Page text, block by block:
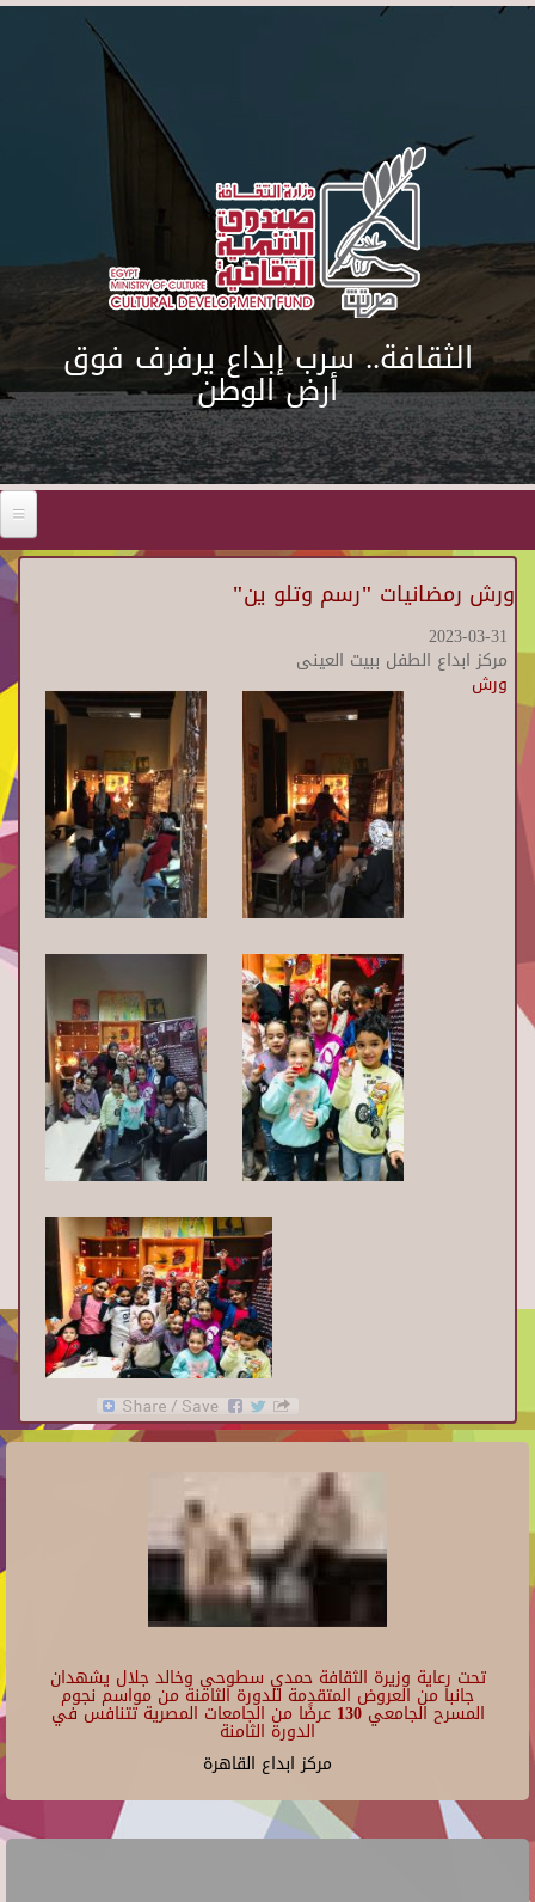
Skip to main content
الثقافة.. سرب إبداع يرفرف فوق
أرض الوطن
ورش رمضانيات "رسم وتلو ين"
2023-03-31
مركز ابداع الطفل ببيت العينى
ورش
تحت رعاية وزيرة الثقافة حمدي سطوحي وخالد جلال يشهدان
جانبا من العروض المتقدمة للدورة الثامنة من مواسم نجوم
المسرح الجامعي 130 عرضًا من الجامعات المصرية تتنافس في
الدورة الثامنة
مركز ابداع القاهرة